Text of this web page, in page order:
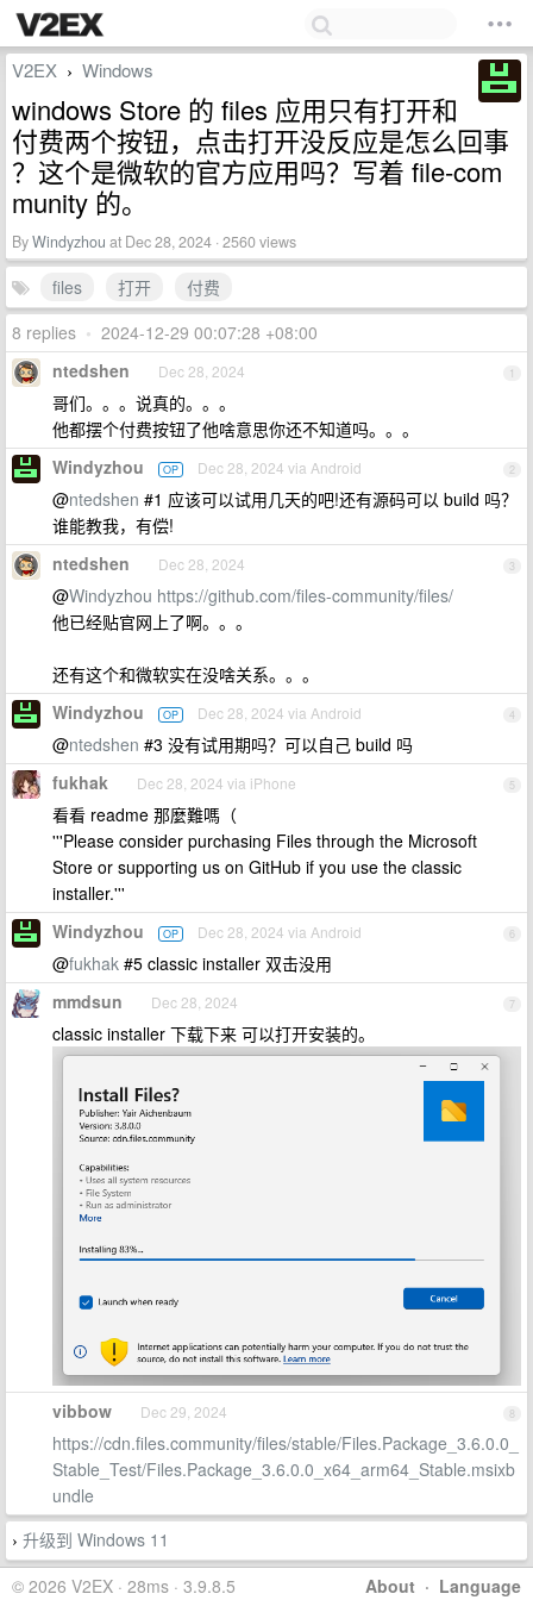
V2EX › Windows
windows Store 的 files 应用只有打开和
付费两个按钮，点击打开没反应是怎么回事
？这个是微软的官方应用吗？写着 file-com
munity 的。
ByWindyzhou at Dec 28, 2024 · 2560 views
files 打开
付费
8 replies • 2024-12-29 00:07:28 +08:00
1
ntedshen Dec 28, 2024
哥们。。。说真的。。。
他都摆个付费按钮了他啥意思你还不知道吗。。。
2
Windyzhou OP Dec 28, 2024 via Android
@ntedshen #1 应该可以试用几天的吧!还有源码可以 build 吗？
谁能教我，有偿!
3
ntedshen Dec 28, 2024
@Windyzhou https://github.com/files-community/files/
他已经贴官网上了啊。。。
还有这个和微软实在没啥关系。。。
4
Windyzhou OP Dec 28, 2024 via Android
@ntedshen #3 没有试用期吗？可以自己 build 吗
5
fukhak Dec 28, 2024 via iPhone
看看 readme 那麼難嗎（
'''Please consider purchasing Files through the Microsoft
Store or supporting us on GitHub if you use the classic
installer.'''
6
Windyzhou OP Dec 28, 2024 via Android
@fukhak #5 classic installer 双击没用
7
mmdsun Dec 28, 2024
classic installer 下载下来 可以打开安装的。
8
vibbow Dec 29, 2024
https://cdn.files.community/files/stable/Files.Package_3.6.0.0_
Stable_Test/Files.Package_3.6.0.0_x64_arm64_Stable.msixb
undle
› 升级到 Windows 11
About · Language
© 2026 V2EX · 28ms · 3.9.8.5